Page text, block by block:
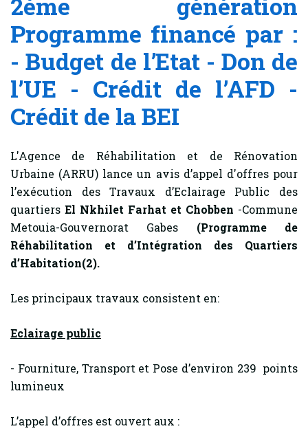
Programme financé par :
- Budget de l’Etat - Don de
l’UE - Crédit de l’AFD -
Crédit de la BEI
L'Agence de Réhabilitation et de Rénovation
Urbaine (ARRU) lance un avis d’appel d'offres pour
l’exécution des Travaux d’Eclairage Public des
quartiers El Nkhilet Farhat et Chobben -Commune
Metouia-Gouvernorat Gabes (Programme de
Réhabilitation et d’Intégration des Quartiers
d’Habitation(2).
Les principaux travaux consistent en:
Eclairage public
- Fourniture, Transport et Pose d’environ 239 points
lumineux
L’appel d’offres est ouvert aux :